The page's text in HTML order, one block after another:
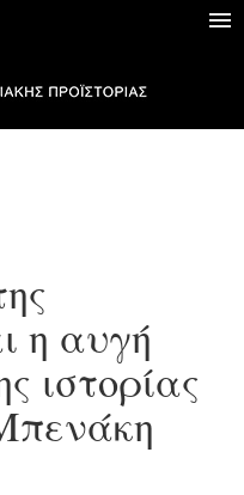
η αυγή
ιστορίας